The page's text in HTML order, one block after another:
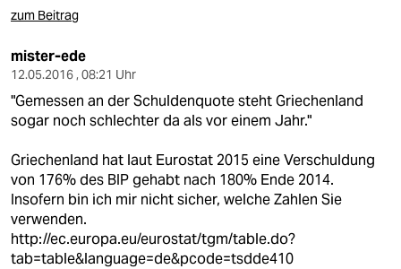
zum Beitrag
mister-ede
12.05.2016 , 08:21 Uhr
"Gemessen an der Schuldenquote steht Griechenland
sogar noch schlechter da als vor einem Jahr."
Griechenland hat laut Eurostat 2015 eine Verschuldung
von 176% des BIP gehabt nach 180% Ende 2014.
Insofern bin ich mir nicht sicher, welche Zahlen Sie
verwenden.
http://ec.europa.eu/eurostat/tgm/table.do?
tab=table&language=de&pcode=tsdde410